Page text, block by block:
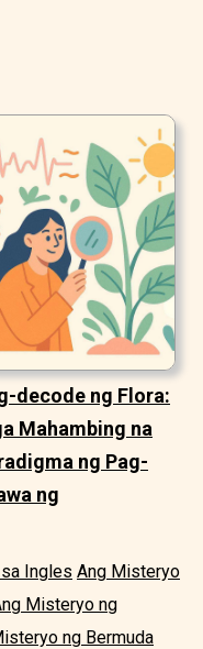
decode ng Flora:
Mahambing na
ng Pag-
ng
Ingles Ang Misteryo
Misteryo ng
ng Bermuda